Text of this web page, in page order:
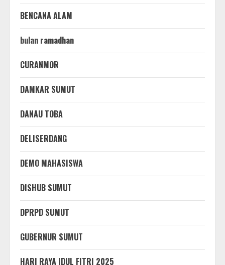
BENCANA ALAM
bulan ramadhan
CURANMOR
DAMKAR SUMUT
DANAU TOBA
DELISERDANG
DEMO MAHASISWA
DISHUB SUMUT
DPRPD SUMUT
GUBERNUR SUMUT
HARI RAYA IDUL FITRI 2025